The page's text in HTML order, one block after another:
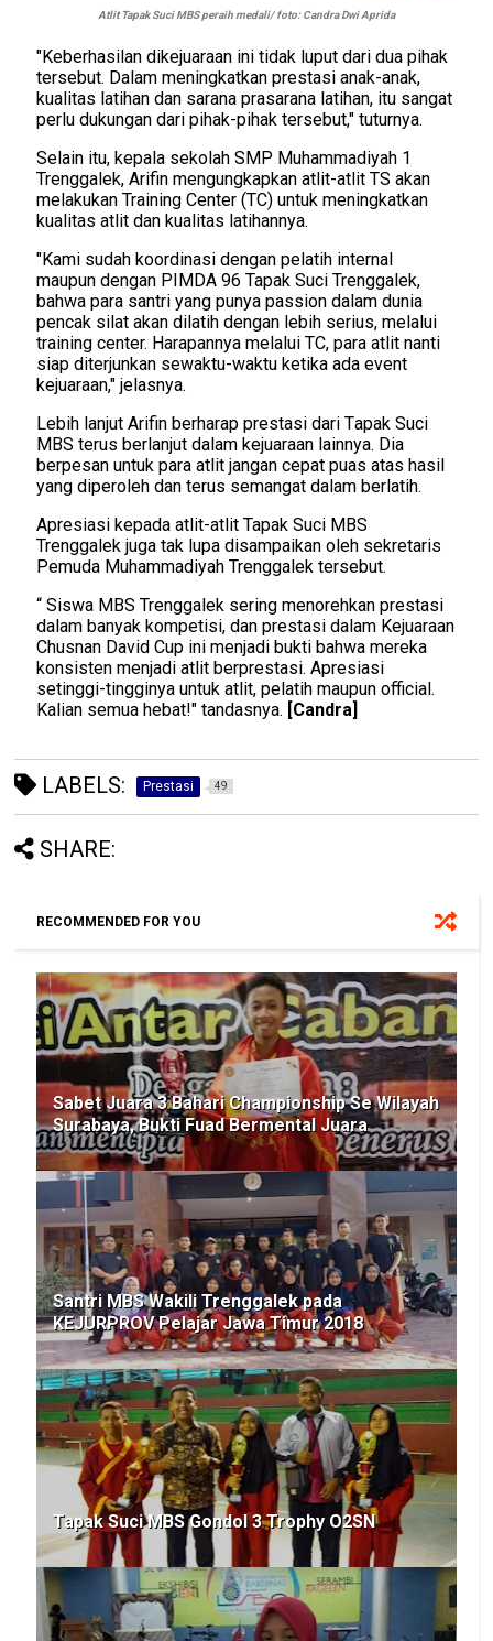
Atlit Tapak Suci MBS peraih medali/ foto: Candra Dwi Aprida
"Keberhasilan dikejuaraan ini tidak luput dari dua pihak
tersebut. Dalam meningkatkan prestasi anak-anak,
kualitas latihan dan sarana prasarana latihan, itu sangat
perlu dukungan dari pihak-pihak tersebut," tuturnya.
Selain itu, kepala sekolah SMP Muhammadiyah 1
Trenggalek, Arifin mengungkapkan atlit-atlit TS akan
melakukan Training Center (TC) untuk meningkatkan
kualitas atlit dan kualitas latihannya.
"Kami sudah koordinasi dengan pelatih internal
maupun dengan PIMDA 96 Tapak Suci Trenggalek,
bahwa para santri yang punya passion dalam dunia
pencak silat akan dilatih dengan lebih serius, melalui
training center. Harapannyamelalui TC, para atlit nanti
siap diterjunkan sewaktu-waktu ketika ada event
kejuaraan," jelasnya.
Lebih lanjut Arifin berharap prestasi dariTapakSuci
MBS terus berlanjut dalam kejuaraan lainnya. Dia
berpesan untuk para atlit jangan cepat puas atas hasil
yang diperoleh dan terus semangat dalam berlatih.
Apresiasi kepada atlit-atlit Tapak Suci MBS
Trenggalek juga tak lupadisampaikan oleh sekretaris
Pemuda Muhammadiyah Trenggalek tersebut.
“Siswa MBS Trenggalek sering menorehkan prestasi
dalam banyak kompetisi, dan prestasi dalam Kejuaraan
Chusnan David Cup ini menjadi bukti bahwa mereka
konsisten menjadi atlit berprestasi. Apresiasi
setinggi-tingginya untuk atlit, pelatih maupun official.
Kalian semua hebat!" tandasnya. Candra
LABELS: Prestasi 49
SHARE:
RECOMMENDED FOR YOU
Sabet Juara 3 Bahari Championship Se Wilayah
Surabaya, Bukti Fuad Bermental Juara
Santri MBS Wakili Trenggalek pada
KEJURPROV Pelajar Jawa Timur 2018
Tapak Suci MBS Gondol 3 Trophy O2SN